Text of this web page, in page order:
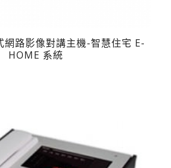
網路影像對講主機-智慧住宅 E-
HOME 系統